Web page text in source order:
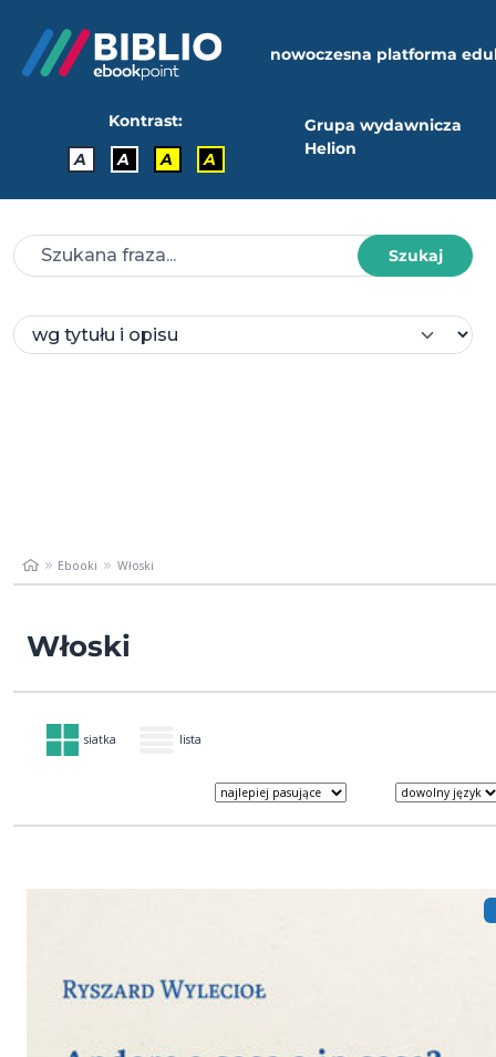
nowoczesna platforma
Kontrast:
A
A A A
Grupa wydawnicza
Helion
Szukaj
Ebooki Włoski
Włoski
siatka lista